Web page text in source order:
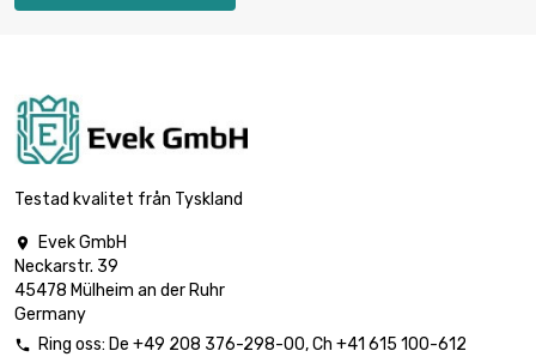
Testad kvalitet från Tyskland

Evek GmbH
Neckarstr. 39
45478 Mülheim an der Ruhr
Germany
 Ring oss: De +49 208 376-298-00, Ch +41 615 100-612